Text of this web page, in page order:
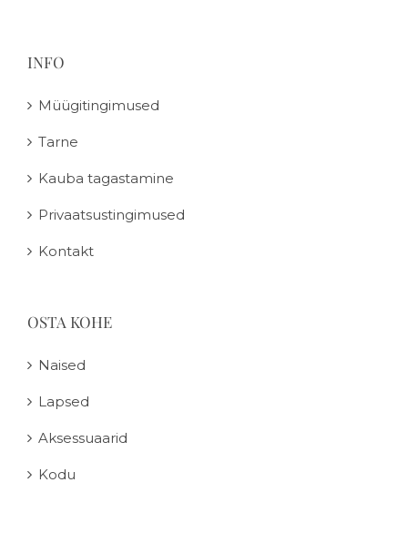
INFO
Müügitingimused
Tarne
Kauba tagastamine
Privaatsustingimused
Kontakt
OSTA KOHE
Naised
Lapsed
Aksessuaarid
Kodu